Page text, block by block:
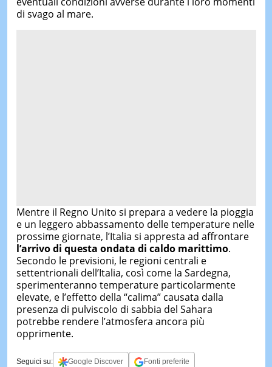
di svago al mare.
Mentre il Regno Unito si prepara a vedere la pioggia
e un leggero abbassamento delle temperature nelle
prossime giornate, l’Italia si appresta ad affrontare
l’arrivo di questa ondata di caldo marittimo.
Secondo le previsioni, le regioni centrali e
settentrionali dell’Italia, così come la Sardegna,
sperimenteranno temperature particolarmente
elevate, e l’effetto della “calima” causata dalla
presenza di pulviscolo di sabbia del Sahara
potrebbe rendere l’atmosfera ancora più
opprimente.
Seguici su: Google Discover Fonti preferite